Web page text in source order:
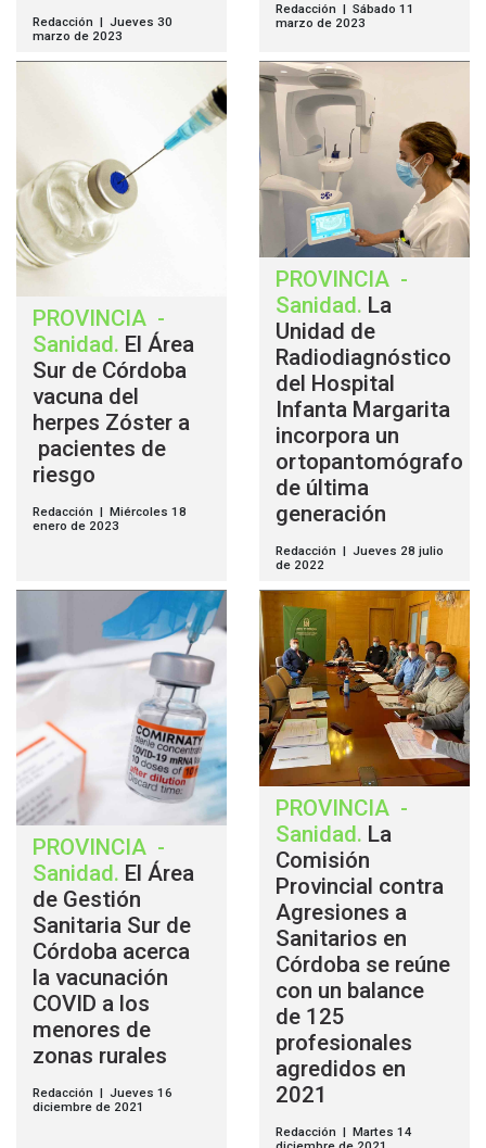
Redacción | Jueves 30
marzo de 2023
Redacción | Sábado 11
marzo de 2023
PROVINCIA -
Sanidad. El Área
Sur de Córdoba
vacuna del
herpes Zóster a
pacientes de
riesgo
Redacción | Miércoles 18
enero de 2023
PROVINCIA -
Sanidad. La
Unidad de
Radiodiagnóstico
del Hospital
Infanta Margarita
incorpora un
ortopantomógrafo
de última
generación
Redacción | Jueves 28 julio
de 2022
PROVINCIA -
Sanidad. El Área
de Gestión
Sanitaria Sur de
Córdoba acerca
la vacunación
COVID a los
menores de
zonas rurales
Redacción | Jueves 16
diciembre de 2021
PROVINCIA -
Sanidad. La
Comisión
Provincial contra
Agresiones a
Sanitarios en
Córdoba se reúne
con un balance
de 125
profesionales
agredidos en
2021
Redacción | Martes 14